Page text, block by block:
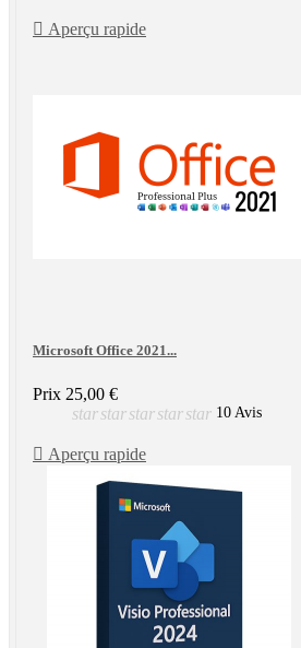
 Aperçu rapide
Microsoft Office 2021...
Prix 25,00 €
starstarstarstarstar 10 Avis
 Aperçu rapide